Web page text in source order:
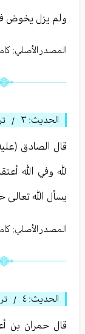
ولم يزل يخوض
المصدر الأصلي:
الحديث: ٣ /
قال الصادق
لله وفي الله
يسأل الله تعالى
المصدر الأصلي:
الحديث: ٤ /
قال حمران بن